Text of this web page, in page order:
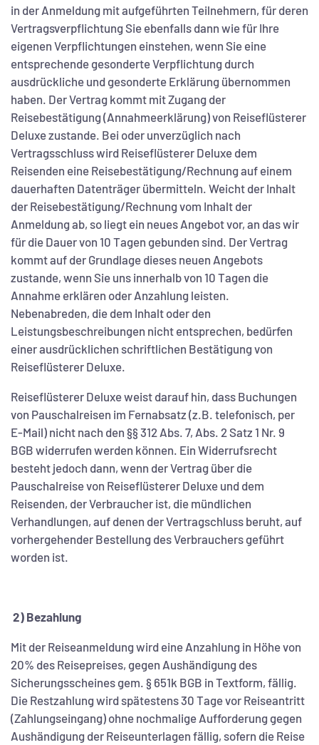
in der Anmeldung mit aufgeführten Teilnehmern, für deren
Vertragsverpflichtung Sie ebenfalls dann wie für Ihre
eigenen Verpflichtungen einstehen, wenn Sie eine
entsprechende gesonderte Verpflichtung durch
ausdrückliche und gesonderte Erklärung übernommen
haben. Der Vertrag kommt mit Zugang der
Reisebestätigung (Annahmeerklärung) von Reiseflüsterer
Deluxe zustande. Bei oder unverzüglich nach
Vertragsschluss wird Reiseflüsterer Deluxe dem
Reisenden eine Reisebestätigung/Rechnung auf einem
dauerhaften Datenträger übermitteln. Weicht der Inhalt
der Reisebestätigung/Rechnung vom Inhalt der
Anmeldung ab, so liegt ein neues Angebot vor, an das wir
für die Dauer von 10 Tagen gebunden sind. Der Vertrag
kommt auf der Grundlage dieses neuen Angebots
zustande, wenn Sie uns innerhalb von 10 Tagen die
Annahme erklären oder Anzahlung leisten.
Nebenabreden, die dem Inhalt oder den
Leistungsbeschreibungen nicht entsprechen, bedürfen
einer ausdrücklichen schriftlichen Bestätigung von
Reiseflüsterer Deluxe.
Reiseflüsterer Deluxe weist darauf hin, dass Buchungen
von Pauschalreisen im Fernabsatz (z.B. telefonisch, per
E-Mail) nicht nach den §§ 312 Abs. 7, Abs. 2 Satz 1 Nr. 9
BGB widerrufen werden können. Ein Widerrufsrecht
besteht jedoch dann, wenn der Vertrag über die
Pauschalreise von Reiseflüsterer Deluxe und dem
Reisenden, der Verbraucher ist, die mündlichen
Verhandlungen, auf denen der Vertragschluss beruht, auf
vorhergehender Bestellung des Verbrauchers geführt
worden ist.
2) Bezahlung
Mit der Reiseanmeldung wird eine Anzahlung in Höhe von
20% des Reisepreises, gegen Aushändigung des
Sicherungsscheines gem. § 651k BGB in Textform, fällig.
Die Restzahlung wird spätestens 30 Tage vor Reiseantritt
(Zahlungseingang) ohne nochmalige Aufforderung gegen
Aushändigung der Reiseunterlagen fällig, sofern die Reise